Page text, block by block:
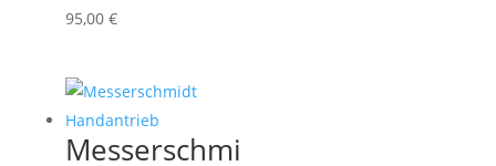
95,00 €
Messerschmi